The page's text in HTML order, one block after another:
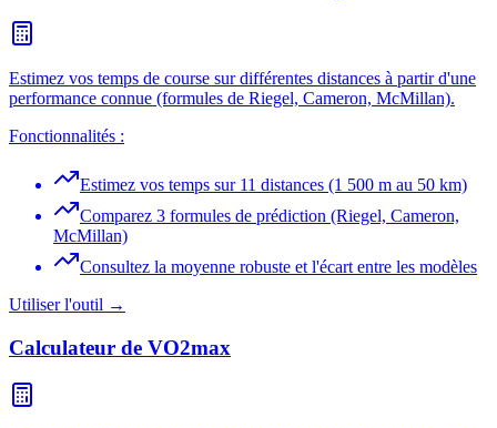
Estimez vos temps de course sur différentes distances à partir d'une
performance connue (formules de Riegel, Cameron, McMillan).
Fonctionnalités :
Estimez vos temps sur 11 distances (1 500 m au 50 km)
Comparez 3 formules de prédiction (Riegel, Cameron,
McMillan)
Consultez la moyenne robuste et l'écart entre les modèles
Utiliser l'outil →
Calculateur de VO2max